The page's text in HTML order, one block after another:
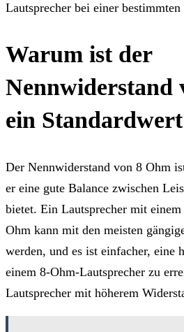
Lautsprecher bei einer
Warum ist der
Nennwiderstand
ein
Der Nennwiderstand von 8 Ohm
er eine gute Balance zwischen
bietet. Ein Lautsprecher mit
Ohm kann mit den meisten
werden, und es ist einfacher, eine
einem 8-Ohm-Lautsprecher zu
Lautsprecher mit höherem